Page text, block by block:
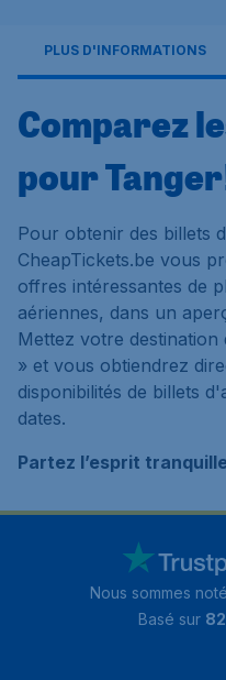
PLUS D'INFORMATIONS
Comparez
pour
Pour obtenir des billets
CheapTickets.be vous
offres intéressantes de
aériennes, dans un
Mettez votre
» et vous obtiendrez
disponibilités de billets
dates.
Partez l’esprit
Nous sommes
Basé sur